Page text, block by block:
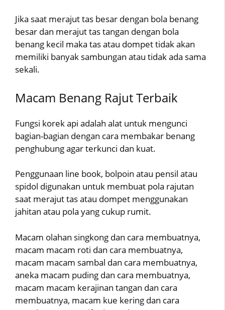
Jika saat merajut tas besar dengan bola benang
besar dan merajut tas tangan dengan bola
benang kecil maka tas atau dompet tidak akan
memiliki banyak sambungan atau tidak ada sama
sekali.
Macam Benang Rajut Terbaik
Fungsi korek api adalah alat untuk mengunci
bagian-bagian dengan cara membakar benang
penghubung agar terkunci dan kuat.
Penggunaan line book, bolpoin atau pensil atau
spidol digunakan untuk membuat pola rajutan
saat merajut tas atau dompet menggunakan
jahitan atau pola yang cukup rumit.
Macam olahan singkong dan cara membuatnya,
macam macam roti dan cara membuatnya,
macam macam sambal dan cara membuatnya,
aneka macam puding dan cara membuatnya,
macam macam kerajinan tangan dan cara
membuatnya, macam kue kering dan cara